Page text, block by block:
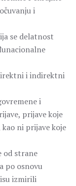
i
se delatnost
i indirektni
i
prijave koje
ni prijave koje
od strane
po osnovu
izmirili